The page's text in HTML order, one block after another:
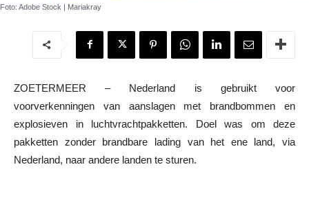
Foto: Adobe Stock | Mariakray
ZOETERMEER – Nederland is gebruikt voor
voorverkenningen van aanslagen met brandbommen en
explosieven in luchtvrachtpakketten. Doel was om deze
pakketten zonder brandbare lading van het ene land, via
Nederland, naar andere landen te sturen.